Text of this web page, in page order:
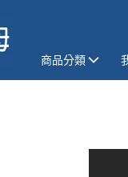
商品分類